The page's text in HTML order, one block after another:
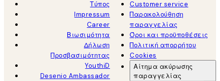
Τύπος
Impressum
Career
Βιωσιμότητα
Δήλωση
Προσβασιμότητας
YouthiD
Desenio Ambassador
Customer service
Παρακολούθηση
παραγγελίας
Όροι και προϋποθέσεις
Πολιτική απορρήτου
Cookies
Αίτημα ακύρωσης
παραγγελίας